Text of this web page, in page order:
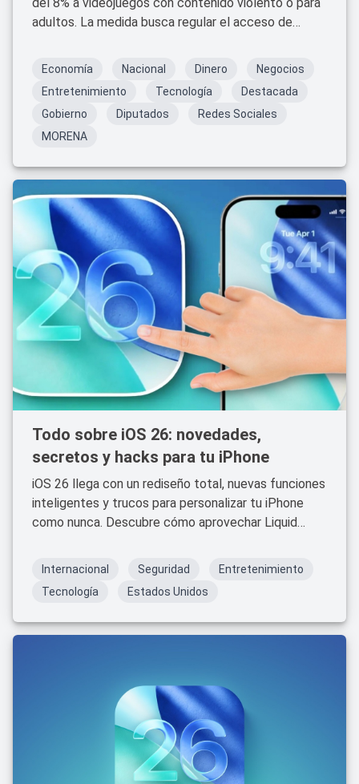
adultos. La medida busca regular el acceso de
GTA, Call of Duty y Resident Evil.
Economía Nacional Dinero
Negocios
Entretenimiento
Tecnología
Destacada
Gobierno
Diputados
Redes Sociales
MORENA
Todo sobre iOS 26: novedades,
secretos y hacks para tu iPhone
iOS 26 llega con un rediseño total, nuevas funciones
inteligentes y trucos para personalizar tu iPhone
como nunca. Descubre cómo aprovechar Liquid
herramientas ocultas para exprimir al máximo tu
Internacional Seguridad
Entretenimiento
Tecnología
Estados Unidos